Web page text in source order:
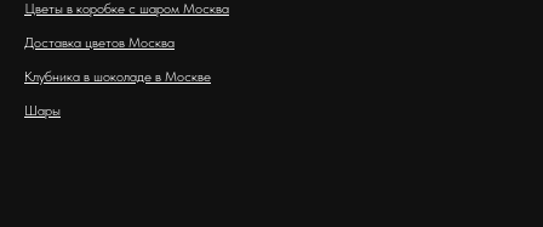
Цветы в коробке с шаром Москва
Доставка цветов Москва
Клубника в шоколаде в Москве
Шары